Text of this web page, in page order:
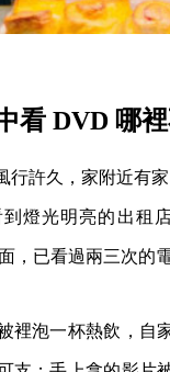
看 DVD 哪
行許久，家附近有
燈光明亮的出租
，已看過兩三次的
裡泡一杯熱飲，自